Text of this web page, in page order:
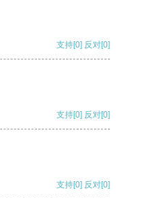
支持[0] 反对[0]
支持[0] 反对[0]
支持[0] 反对[0]